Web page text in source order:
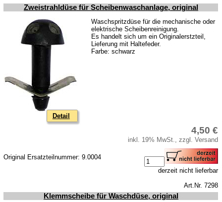
Zweistrahldüse für Scheibenwaschanlage, original
Detail
Waschspritzdüse für die mechanische oder
elektrische Scheibenreinigung.
Es handelt sich um ein Originalerstzteil,
Lieferung mit Haltefeder.
Farbe: schwarz
Original Ersatzteilnummer: 9.0004
4,50 €
inkl. 19% MwSt., zzgl. Versand
derzeit nicht lieferbar
Art.Nr. 7298
Klemmscheibe für Waschdüse, original